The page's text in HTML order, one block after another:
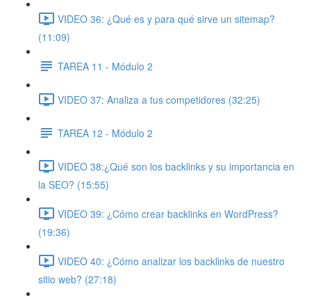
VIDEO 36: ¿Qué es y para qué sirve un sitemap?
(11:09)
TAREA 11 - Módulo 2
VIDEO 37: Analiza a tus competidores (32:25)
TAREA 12 - Módulo 2
VIDEO 38:¿Qué son los backlinks y su importancia en
la SEO? (15:55)
VIDEO 39: ¿Cómo crear backlinks en WordPress?
(19:36)
VIDEO 40: ¿Cómo analizar los backlinks de nuestro
sitio web? (27:18)